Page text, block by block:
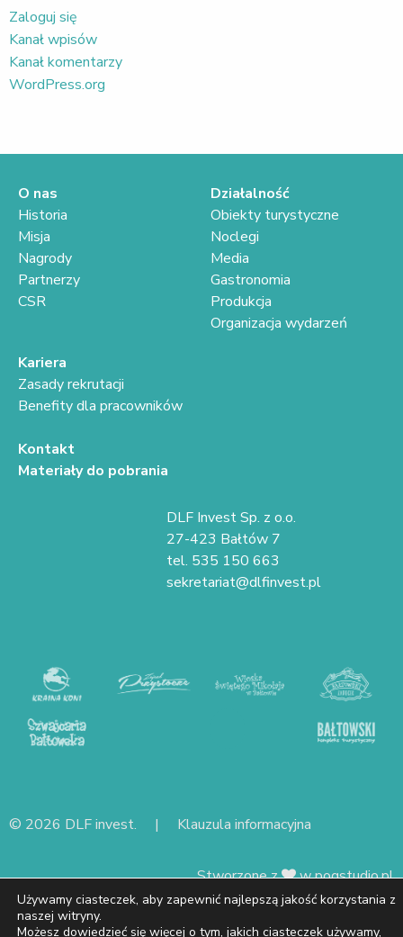
Zaloguj się
Kanał wpisów
Kanał komentarzy
WordPress.org
O nas
Historia
Misja
Nagrody
Partnerzy
CSR
Działalność
Obiekty turystyczne
Noclegi
Media
Gastronomia
Produkcja
Organizacja wydarzeń
Kariera
Zasady rekrutacji
Benefity dla pracowników
Kontakt
Materiały do pobrania
DLF Invest Sp. z o.o.
27-423 Bałtów 7
tel. 535 150 663
sekretariat@dlfinvest.pl
© 2026 DLF invest. | Klauzula informacyjna
Stworzone z wpogstudio.pl
Używamy ciasteczek, aby zapewnić najlepszą jakość korzystania z
naszej witryny.
Możesz dowiedzieć się więcej o tym, jakich ciasteczek używamy,